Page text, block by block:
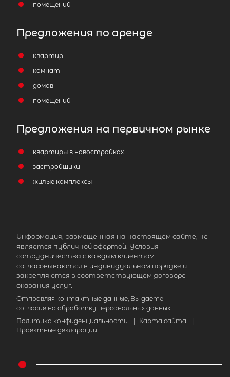
помещений
Предложения по аренде
квартир
комнат
домов
помещений
Предложения на первичном рынке
квартиры в новостройках
застройщики
жилые комплексы
Информация, размещенная на настоящем сайте, не
является публичной офертой. Условия
сотрудничества с каждым клиентом
согласовываются в индивидуальном порядке и
закрепляются в соответствующем договоре
оказания услуг.
Отправляя контактные данные, Вы даете
согласие на обработку персональных данных.
Политика конфиденциальности
Карта сайта
Проектные декларации